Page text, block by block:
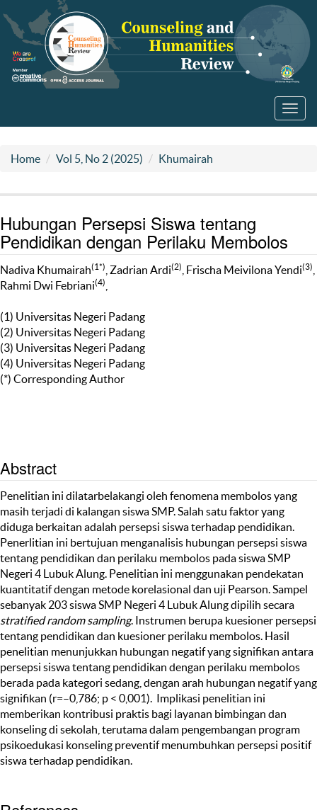
Home Vol 5, No 2 (2025) Khumairah
Hubungan Persepsi Siswa tentang
Pendidikan dengan Perilaku Membolos
Nadiva Khumairah(1*) , Zadrian Ardi(2) , Frischa Meivilona Yendi(3)
Rahmi Dwi Febriani(4)
(1) Universitas Negeri Padang
(2) Universitas Negeri Padang
(3) Universitas Negeri Padang
(4) Universitas Negeri Padang
(*) Corresponding Author
Abstract
Penelitian ini dilatarbelakangi oleh fenomena membolos yang
masih terjadi di kalangan siswa SMP. Salah satu faktor yang
diduga berkaitan adalah persepsi siswa terhadap pendidikan.
Penerlitian ini bertujuan menganalisis hubungan persepsi siswa
tentang pendidikan dan perilaku membolos pada siswa SMP
Negeri 4 Lubuk Alung. Penelitian ini menggunakan pendekatan
kuantitatif dengan metode korelasional dan uji Pearson. Sampel
sebanyak 203 siswa SMP Negeri 4 Lubuk Alung dipilih secara
stratified random sampling. Instrumen berupa kuesioner persepsi
tentang pendidikan dan kuesioner perilaku membolos. Hasil
penelitian menunjukkan hubungan negatif yang signifikan antara
persepsi siswa tentang pendidikan dengan perilaku membolos
berada pada kategori sedang, dengan arah hubungan negatif yang
signifikan (r=–0,786; p < 0,001). Implikasi penelitian ini
memberikan kontribusi praktis bagi layanan bimbingan dan
konseling di sekolah, terutama dalam pengembangan program
psikoedukasi konseling preventif menumbuhkan persepsi positif
siswa terhadap pendidikan.